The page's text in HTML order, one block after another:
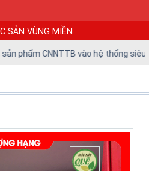
SẢN VÙNG MIỀN
CNNTTB vào hệ thống siêu thị